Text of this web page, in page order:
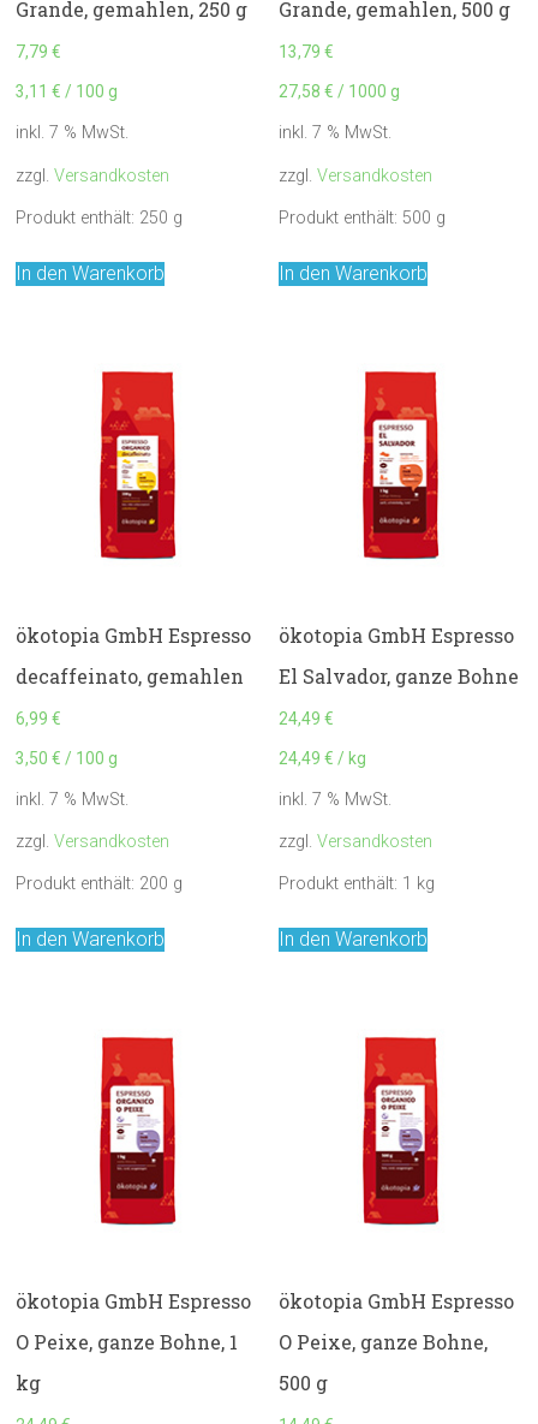
Grande, gemahlen, 250 g
7,79€
3,11€ / 100 g
inkl. 7 % MwSt.
zzgl.Versandkosten
Produkt enthält: 250 g
In den Warenkorb
Grande, gemahlen, 500 g
13,79€
27,58€ / 1000 g
inkl. 7 % MwSt.
zzgl.Versandkosten
Produkt enthält: 500 g
In den Warenkorb
ökotopia GmbH Espresso
decaffeinato, gemahlen
6,99€
3,50€ / 100 g
inkl. 7 % MwSt.
zzgl.Versandkosten
Produkt enthält: 200 g
In den Warenkorb
ökotopia GmbH Espresso
El Salvador, ganze Bohne
24,49€
24,49€ / kg
inkl. 7 % MwSt.
zzgl.Versandkosten
Produkt enthält: 1 kg
In den Warenkorb
ökotopia GmbH Espresso
O Peixe, ganze Bohne, 1
kg
ökotopia GmbH Espresso
O Peixe, ganze Bohne,
500 g